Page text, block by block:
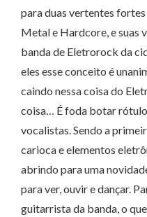
para duas vertentes
Metal e Hardcore, e suas
banda de Eletrorock da
eles esse conceito é
caindo nessa coisa do
coisa… É foda botar
vocalistas. Sendo a
carioca e elementos
abrindo para uma
para ver, ouvir e dançar.
guitarrista da banda, o